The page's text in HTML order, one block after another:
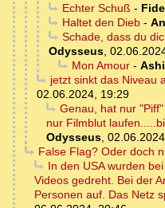
Echter Schuß -
Haltet den Dieb-
Schade, dass du
Odysseus,
Mon Amour-
jetzt sinkt das Niveau
02.06.2024, 19:29
Genau, hat nur
nur Filmblut
Odysseus,
False Flag? Oder doch
In den USA wurden
Videos gedreht. Bei der
Personen auf. Das Netz